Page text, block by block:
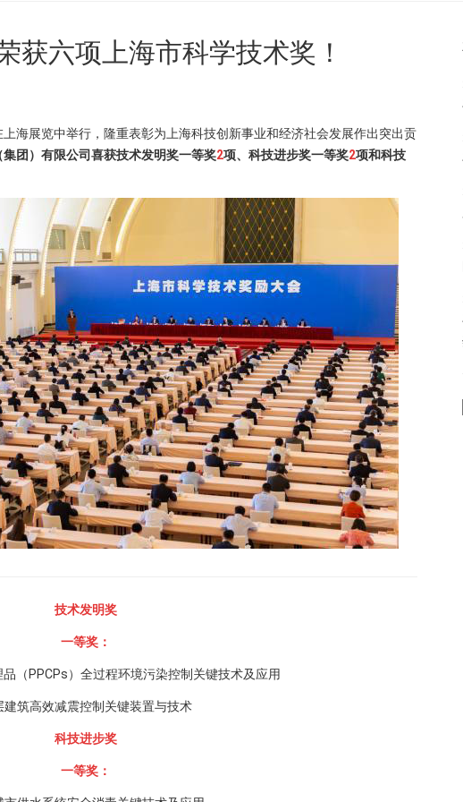
获六项上海市科学技术奖！
海展览中举行，隆重表彰为上海科技创新事业和经济社会发展作出突出贡
团）有限公司喜获技术发明奖一等奖2项、 科技进步奖一等奖2项和科技
技术发明奖
一等奖：
（PPCPs）全过程环境污染控制关键技术及应用
建筑高效减震控制关键装置与技术
科技进步奖
一等奖：